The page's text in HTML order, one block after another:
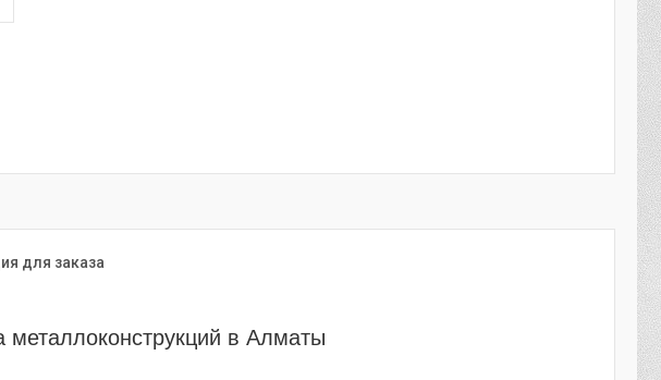
для заказа
в Алматы